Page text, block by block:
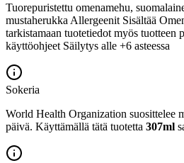
Tuorepuristettu omenamehu,
mustaherukka Allergeenit Sisältää
tarkistamaan tuotetiedot myös tuotteen
käyttöohjeet Säilytys alle +6 asteessa
Sokeria
World Health Organization suosittelee
päivä. Käyttämällä tätä tuotetta 307ml